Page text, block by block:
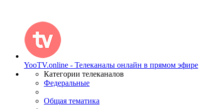
YooTV.online - Телеканалы онлайн в прямом эфире
Категории телеканалов
Федеральные
Общая тематика